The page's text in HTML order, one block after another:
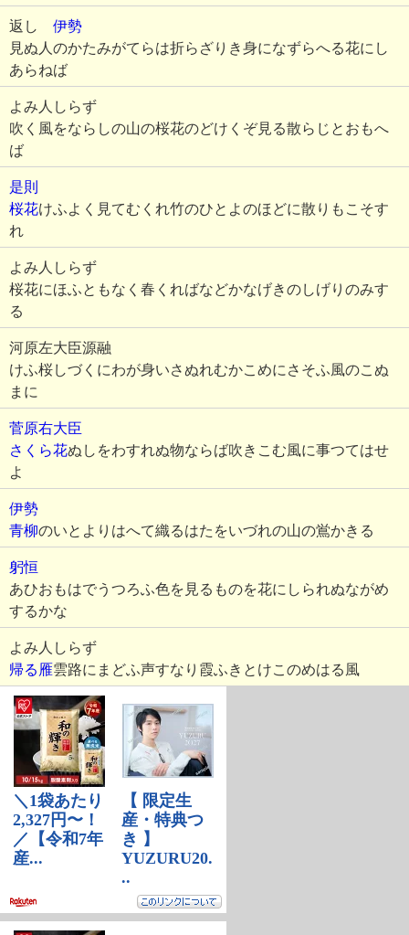
返し 伊勢
見ぬ人のかたみがてらは折らざりき身になずらへる花にし
あらねば
よみ人しらず
吹く風をならしの山の桜花のどけくぞ見る散らじとおもへ
ば
是則
桜花けふよく見てむくれ竹のひとよのほどに散りもこそす
れ
よみ人しらず
桜花にほふともなく春くればなどかなげきのしげりのみす
る
河原左大臣源融
けふ桜しづくにわが身いさぬれむかこめにさそふ風のこぬ
まに
菅原右大臣
さくら花ぬしをわすれぬ物ならば吹きこむ風に事つてはせ
よ
伊勢
青柳のいとよりはへて織るはたをいづれの山の鴬かきる
躬恒
あひおもはでうつろふ色を見るものを花にしられぬながめ
するかな
よみ人しらず
帰る雁雲路にまどふ声すなり霞ふきとけこのめはる風